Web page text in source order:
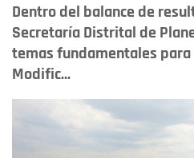
Dentro del balance de
Secretaría Distrital de
temas fundamentales para
Modific...